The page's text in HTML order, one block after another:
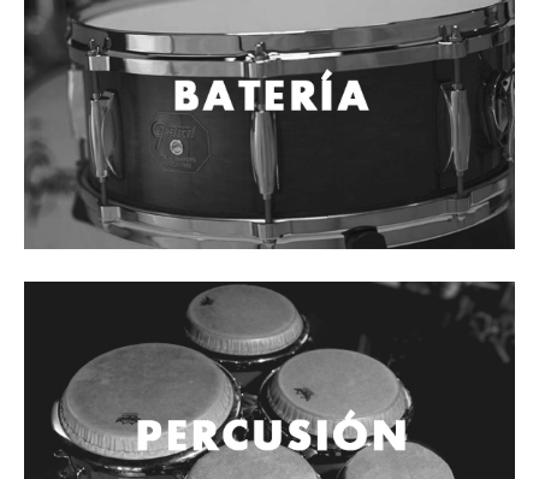
Cables
Audio Profesional
Columnas pasivas
Columnas activas
Amplificadores
Consolas mezcladoras
Procesadores y efectos
Interfaz para grabación
Audífonos y monitoreo personal
Estantes y soportes
Instalaciones y publicidad